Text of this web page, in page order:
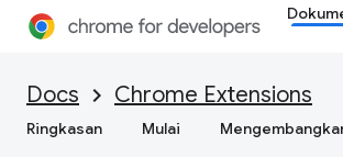
Docs Chrome Extensions
Ringkasan Mulai